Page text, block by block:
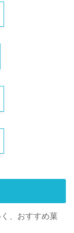
、おすすめ菓